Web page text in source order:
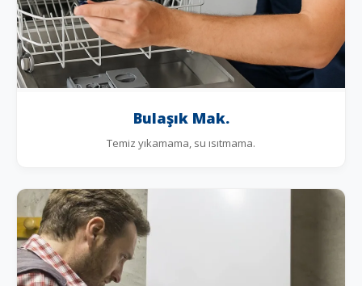
Bulaşık Mak.
Temiz yıkamama, su ısıtmama.